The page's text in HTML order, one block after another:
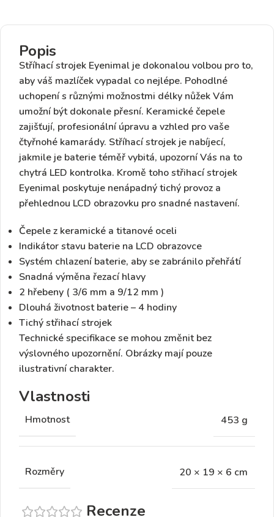
Popis
Stříhací strojek Eyenimal je dokonalou volbou pro to,
aby váš mazlíček vypadal co nejlépe. Pohodlné
uchopení s různými možnostmi délky nůžek Vám
umožní být dokonale přesní. Keramické čepele
zajišťují, profesionální úpravu a vzhled pro vaše
čtyřnohé kamarády. Stříhací strojek je nabíjecí,
jakmile je baterie téměř vybitá, upozorní Vás na to
chytrá LED kontrolka. Kromě toho střihací strojek
Eyenimal poskytuje nenápadný tichý provoz a
přehlednou LCD obrazovku pro snadné nastavení.
Čepele z keramické a titanové oceli
Indikátor stavu baterie na LCD obrazovce
Systém chlazení baterie, aby se zabránilo přehřátí
Snadná výměna řezací hlavy
2 hřebeny ( 3/6 mm a 9/12 mm )
Dlouhá životnost baterie – 4 hodiny
Tichý střihací strojek
Technické specifikace se mohou změnit bez
výslovného upozornění. Obrázky mají pouze
ilustrativní charakter.
Vlastnosti
Hmotnost 453 g
Rozměry 20 × 19 × 6 cm
Recenze